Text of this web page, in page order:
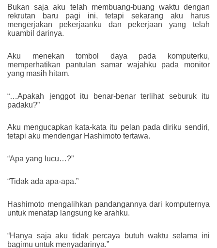
Bukan saja aku telah membuang-buang waktu dengan
rekrutan baru pagi ini, tetapi sekarang aku harus
mengerjakan pekerjaanku dan pekerjaan yang telah
kuambil darinya.
Aku menekan tombol daya pada komputerku,
memperhatikan pantulan samar wajahku pada monitor
yang masih hitam.
“…Apakah jenggot itu benar-benar terlihat seburuk itu
padaku?”
Aku mengucapkan kata-kata itu pelan pada diriku sendiri,
tetapi aku mendengar Hashimoto tertawa.
“Apa yang lucu…?”
“Tidak ada apa-apa.”
Hashimoto mengalihkan pandangannya dari komputernya
untuk menatap langsung ke arahku.
“Hanya saja aku tidak percaya butuh waktu selama ini
bagimu untuk menyadarinya.”